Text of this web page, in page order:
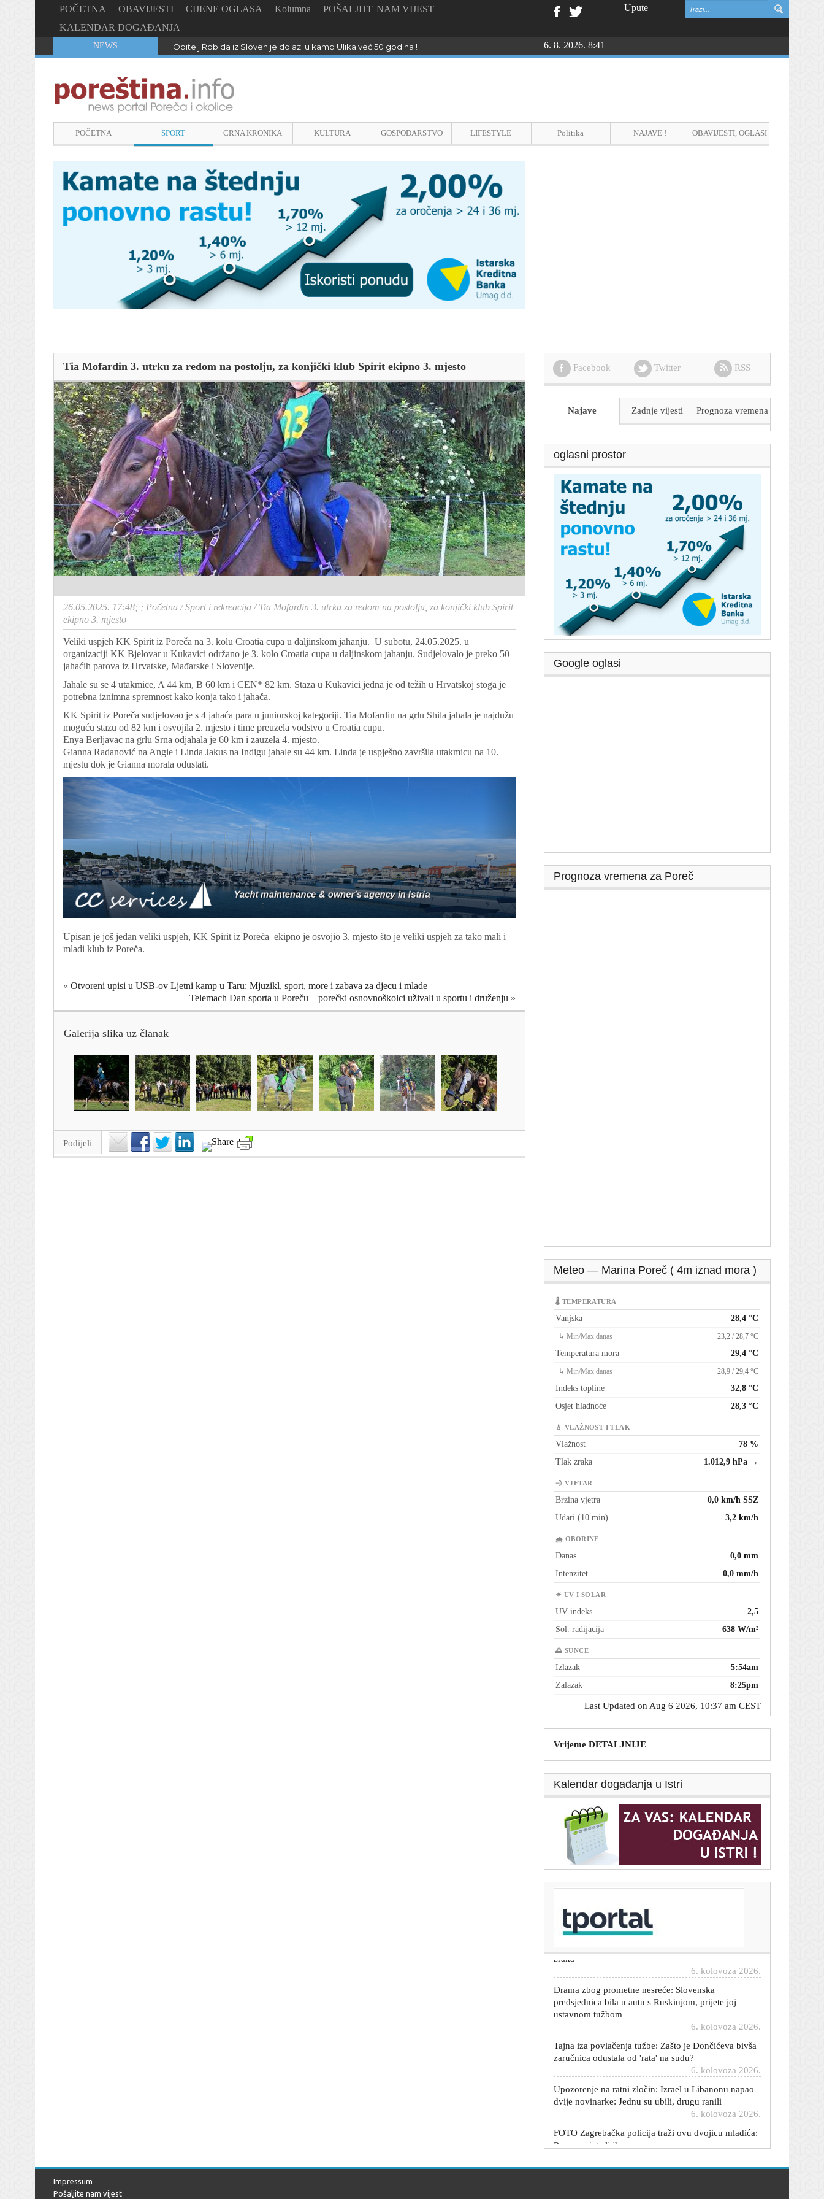
POČETNA OBAVIJESTI CIJENE OGLASA Kolumna
POŠALJITE NAM VIJEST
KALENDAR DOGAĐANJA
Upute
NEWS Obitelj Robida iz Slovenije dolazi u kamp Ulika već 50 godina ! 6. 8. 2026. 8:41
POČETNA SPORT CRNA KRONIKA KULTURA GOSPODARSTVO LIFESTYLE Politika NAJAVE ! OBAVIJESTI, OGLASI
Tia Mofardin 3. utrku za redom na postolju, za konjički klub Spirit ekipno 3. mjesto
26.05.2025. 17:48; ; Početna /Sport i rekreacija /Tia Mofardin 3. utrku za redom na postolju, za konjički klub Spirit
ekipno 3. mjesto
Veliki uspjeh KK Spirit iz Poreča na 3. kolu Croatia cupa u daljinskom jahanju. U subotu, 24.05.2025. u
organizaciji KK Bjelovar u Kukavici održano je 3. kolo Croatia cupa u daljinskom jahanju. Sudjelovalo je preko 50
jahaćih parova iz Hrvatske, Mađarske i Slovenije.
Jahale su se 4 utakmice, A 44 km, B 60 km i CEN* 82 km. Staza u Kukavici jedna je od težih u Hrvatskoj stoga je
potrebna iznimna spremnost kako konja tako i jahača.
KK Spirit iz Poreča sudjelovao je s 4 jahaća para u juniorskoj kategoriji. Tia Mofardin na grlu Shila jahala je najdužu
moguću stazu od 82 km i osvojila 2. mjesto i time preuzela vodstvo u Croatia cupu.
Enya Berljavac na grlu Srna odjahala je 60 km i zauzela 4. mjesto.
Gianna Radanović na Angie i Linda Jakus na Indigu jahale su 44 km. Linda je uspješno završila utakmicu na 10.
mjestu dok je Gianna morala odustati.
Upisan je još jedan veliki uspjeh, KK Spirit iz Poreča ekipno je osvojio 3. mjesto što je veliki uspjeh za tako mali i
mladi klub iz Poreča.
« Otvoreni upisi u USB-ov Ljetni kamp u Taru: Mjuzikl, sport, more i zabava za djecu i mlade
Telemach Dan sporta u Poreču – porečki osnovnoškolci uživali u sportu i druženju »
Galerija slika uz članak
Podijeli
Facebook Twitter RSS
Najave Zadnje vijesti Prognoza vremena
oglasni prostor
Google oglasi
Prognoza vremena za Poreč
Meteo — Marina Poreč ( 4m iznad mora )
🌡 TEMPERATURA
Vanjska 28,4 °C
↳ Min/Max danas 23,2 / 28,7 °C
Temperatura mora 29,4 °C
↳ Min/Max danas 28,9 / 29,4 °C
Indeks topline
32,8 °C
Osjet hladnoće
28,3 °C
💧 VLAŽNOST I TLAK
Vlažnost
78 %
Tlak zraka
1.012,9 hPa →
💨 VJETAR
Brzina vjetra
0,0 km/h SSZ
Udari (10 min)
3,2 km/h
🌧 OBORINE
Danas
0,0 mm
Intenzitet
0,0 mm/h
☀ UV I SOLAR
UV indeks
2,5
Sol. radijacija
638 W/m²
🌅 SUNCE
Izlazak
5:54am
Zalazak
8:25pm
Last Updated on Aug 6 2026, 10:37 am CEST
Vrijeme DETALJNIJE
Kalendar događanja u Istri
Nosite li kremu za sunčanje u autu? Dermatolozi
upozoravaju zašto vas vaša bočica više ne štiti od UV
zraka
Drama zbog prometne nesreće: Slovenska
ustavnom tužbom
6. kolovoza 2026.
Tajna iza povlačenja tužbe: Zašto je Dončićeva bivša
6. kolovoza 2026.
Upozorenje na ratni zločin: Izrael u Libanonu napao
6. kolovoza 2026.
FOTO Zagrebačka policija traži ovu dvojicu mladića:
6. kolovoza 2026.
automobilom. Ilegalno se utrkivao?
Impressum
Pošaljite nam vijest